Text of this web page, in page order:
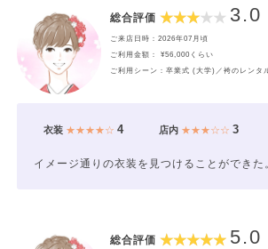
総合評価 3.0
ご来店日時：2026年07月頃
ご利用金額： ¥56,000くらい
ご利用シーン：卒業式 (大学)／袴のレンタ
衣装★★★★☆ 4 店内★★★☆☆ 3
イメージ通りの衣装を見つけることができた
総合評価 5.0